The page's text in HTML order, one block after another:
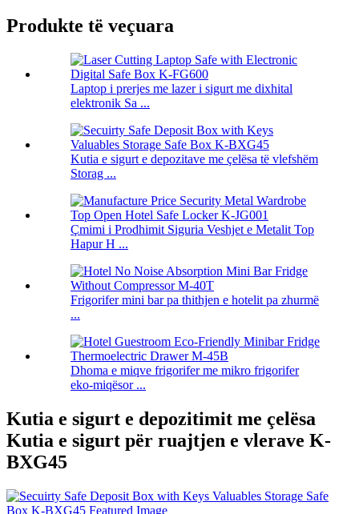
Produkte të veçuara
Laptop i prerjes me lazer i sigurt me dixhital
elektronik Sa ...
Kutia e sigurt e depozitave me çelësa të vlefshëm
Storag ...
Çmimi i Prodhimit Siguria Veshjet e Metalit Top
Hapur H ...
Frigorifer mini bar pa thithjen e hotelit pa zhurmë
...
Dhoma e miqve frigorifer me mikro frigorifer
eko-miqësor ...
Kutia e sigurt e depozitimit me çelësa
Kutia e sigurt për ruajtjen e vlerave K-
BXG45